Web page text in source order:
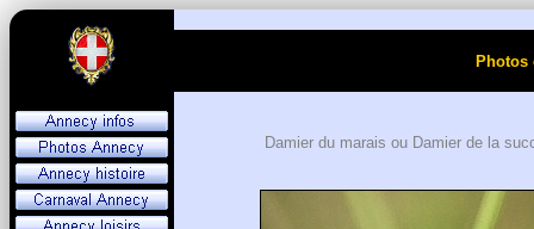
Damier du marais ou Damier de la